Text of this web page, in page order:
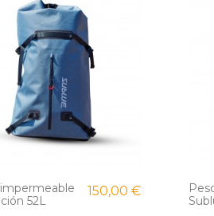
52L
150,00 €